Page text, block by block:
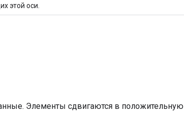
этой оси.
Элементы сдвигаются в положительную